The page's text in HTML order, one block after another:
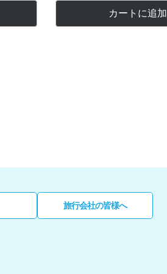
カートに追加
旅行会社の皆様へ